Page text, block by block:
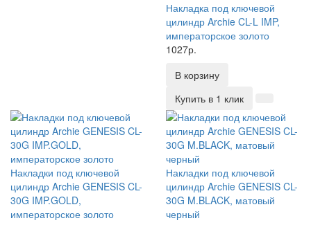
Накладка под ключевой
цилиндр Archie CL-L IMP,
императорское золото
1027р.
В корзину
Купить в 1 клик
Накладки под ключевой
цилиндр Archie GENESIS CL-
30G IMP.GOLD,
императорское золото
Накладки под ключевой
цилиндр Archie GENESIS CL-
30G M.BLACK, матовый
черный